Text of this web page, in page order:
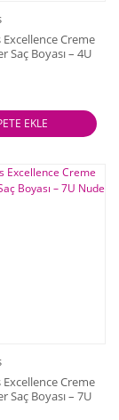
Excellence Creme
Saç Boyası – 4U
EKLE
Excellence Creme
Saç Boyası – 7U